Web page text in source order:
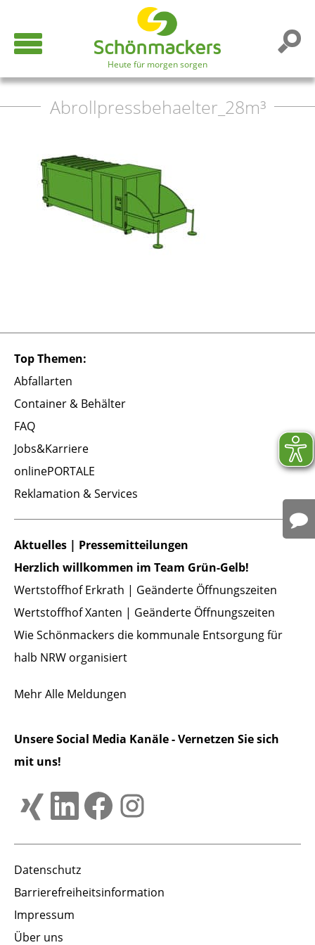
Heute für morgen sorgen
Abrollpressbehaelter_28m³
Top Themen:
Abfallarten
Container & Behälter
FAQ
Jobs&Karriere
onlinePORTALE
Reklamation & Services
Datenschutz
Barrierefreiheitsinformation
Impressum
Über uns
Aktuelles | Pressemitteilungen
Herzlich willkommen im Team Grün-Gelb!
Wertstoffhof Erkrath | Geänderte Öffnungszeiten
Wertstoffhof Xanten | Geänderte Öffnungszeiten
Wie Schönmackers die kommunale Entsorgung für
halb NRW organisiert
MehrAlle Meldungen
Unsere Social Media Kanäle - Vernetzen Sie sich
mit uns!